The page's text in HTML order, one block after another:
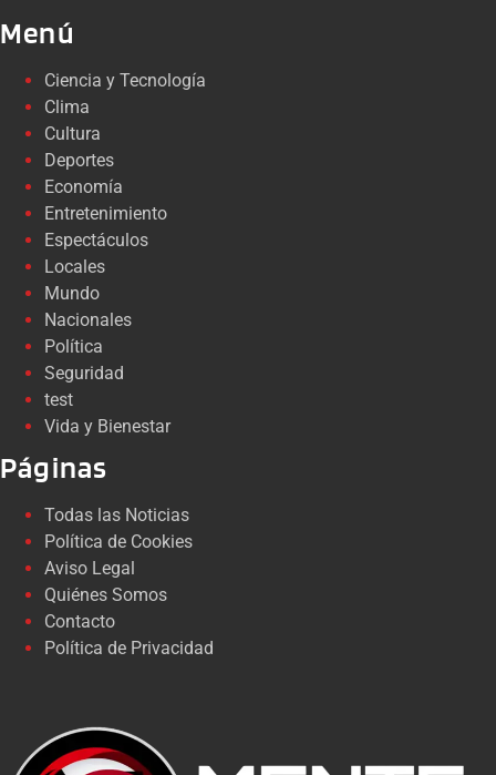
Menú
Ciencia y Tecnología
Clima
Cultura
Deportes
Economía
Entretenimiento
Espectáculos
Locales
Mundo
Nacionales
Política
Seguridad
test
Vida y Bienestar
Páginas
Todas las Noticias
Política de Cookies
Aviso Legal
Quiénes Somos
Contacto
Política de Privacidad